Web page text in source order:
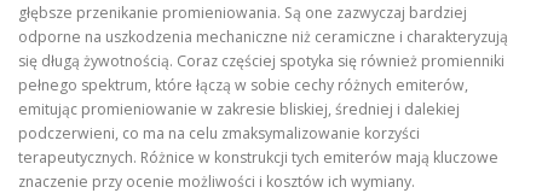
głębsze przenikanie promieniowania. Są one zazwyczaj bardziej
odporne na uszkodzenia mechaniczne niż ceramiczne i charakteryzują
się długą żywotnością. Coraz częściej spotyka się również promienniki
pełnego spektrum, które łączą w sobie cechy różnych emiterów,
emitując promieniowanie w zakresie bliskiej, średniej i dalekiej
podczerwieni, co ma na celu zmaksymalizowanie korzyści
terapeutycznych. Różnice w konstrukcji tych emiterów mają kluczowe
znaczenie przy ocenie możliwości i kosztów ich wymiany.